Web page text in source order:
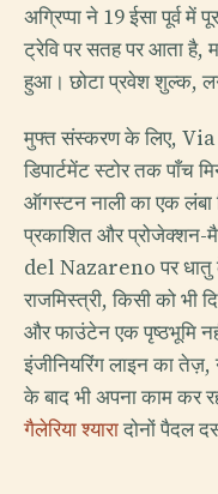
अग्रिप्पा ने 19 ईसा पूर्व में
ट्रेवि पर सतह पर आता है,
हुआ। छोटा प्रवेश शुल्क,
मुफ्त संस्करण के लिए,
डिपार्टमेंट स्टोर तक
ऑगस्टन नाली का एक लंबा
प्रकाशित और प्रोजेक्शन-
del Nazareno पर
राजमिस्त्री, किसी को भी
और फाउंटेन एक पृष्ठभूमि
इंजीनियरिंग लाइन का तेज़,
के बाद भी अपना काम कर
गैलेरिया श्यारादोनों पैदल